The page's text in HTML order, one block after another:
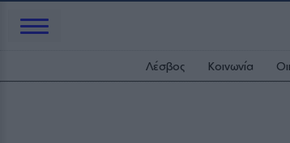
Λέσβος Κοινωνία